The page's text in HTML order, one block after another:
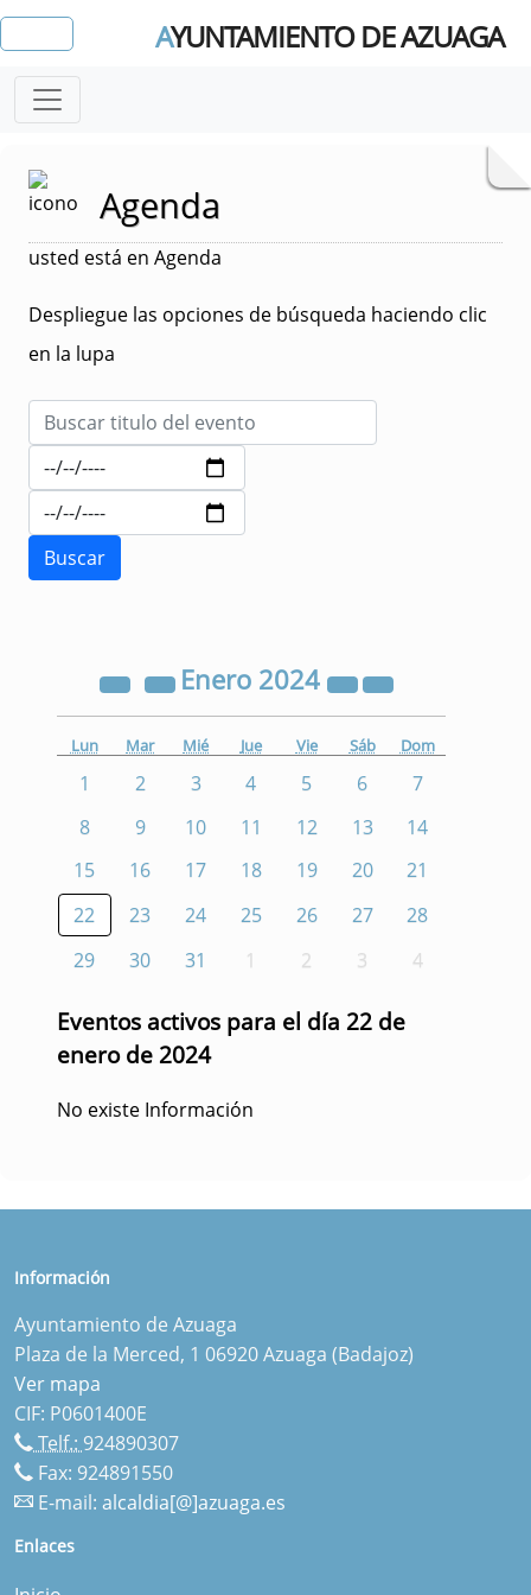
AYUNTAMIENTO DE AZUAGA
Agenda
usted está en Agenda
Despliegue las opciones de búsqueda haciendo clic
en la lupa
Enero 2024
Lun Mar Mié Jue Vie Sáb Dom
1 2 3 4 5 6
7
8
9 10 11 12 13
14
15
16 17 18 19 20
21
22
23 24 25 26 27
28
29
30 31 1 2 3 4
Eventos activos para el día 22 de
enero de 2024
No existe Información
Información
Ayuntamiento de Azuaga
Plaza de la Merced, 1 06920 Azuaga (Badajoz)
Ver mapa
CIF: P0601400E
Telf.: 924890307
Fax: 924891550
E-mail: alcaldia[@]azuaga.es
Enlaces